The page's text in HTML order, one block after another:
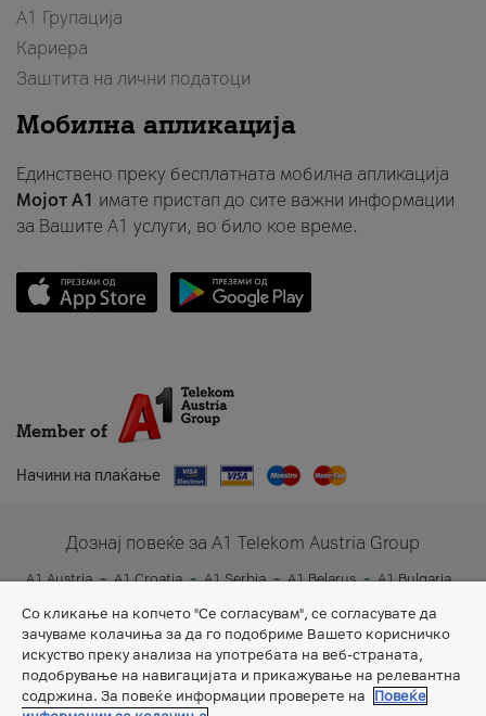
А1 Групација
Кариера
Заштита на лични податоци
Мобилна апликација
Единствено преку бесплатната мобилна апликација
Мојот A1 имате пристап до сите важни информации
за Вашите A1 услуги, во било кое време.
Member of
Начини на плаќање
Дознај повеќе за A1 Telekom Austria Group
A1 Austria A1 Croatia A1 Serbia A1 Belarus
A1 Bulgaria
Со кликање на копчето "Се согласувам", се согласувате да
зачуваме колачиња за да го подобриме Вашето корисничко
искуство преку анализа на употребата на веб-страната,
подобрување на навигацијата и прикажување на релевантна
содржина. За повеќе информации проверете на
Повеќе